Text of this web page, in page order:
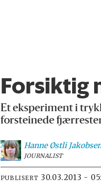
Forsiktig
Et eksperiment i
forsteinede
Hanne Østli
JOURNALIST
PUBLISERT 30.03.2013 -